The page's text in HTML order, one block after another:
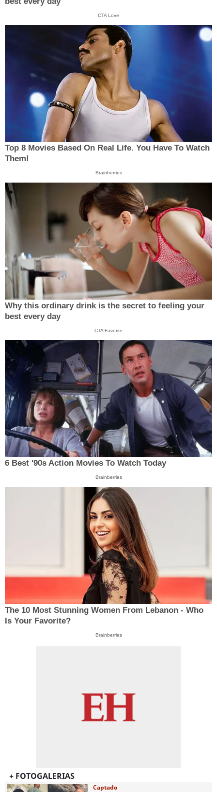
CTA Love
Top 8 Movies Based On Real Life. You Have To Watch
Them!
Brainberries
Why this ordinary drink is the secret to feeling your
best every day
CTA Favorite
6 Best '90s Action Movies To Watch Today
Brainberries
The 10 Most Stunning Women From Lebanon - Who
Is Your Favorite?
Brainberries
+ FOTOGALERIAS
Captado